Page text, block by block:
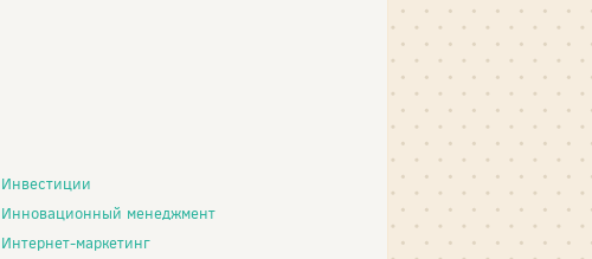
Инвестиции
Инновационный менеджмент
Интернет-маркетинг